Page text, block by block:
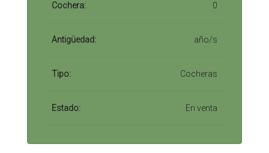
Cochera: 0
Antigüedad: año/s
Tipo: Cocheras
Estado: En venta